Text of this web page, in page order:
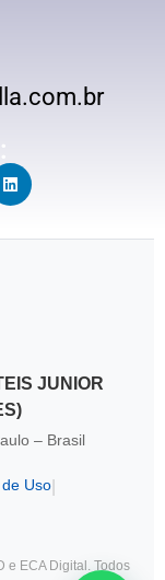
JUNIOR
– Brasil
Uso
e ECA Digital. Todos